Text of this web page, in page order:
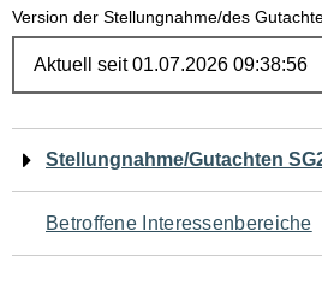
Version der Stellungnahme/des
Navigation
für
den
Stellungnahme/Gutachten
Betroffene Interessenbereiche